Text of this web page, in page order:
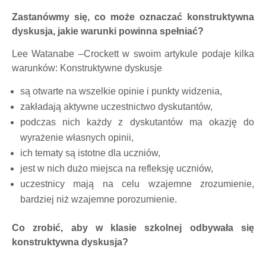
Zastanówmy się, co może oznaczać konstruktywna
dyskusja, jakie warunki powinna spełniać?
Lee Watanabe –Crockett w swoim artykule podaje kilka
warunków: Konstruktywne dyskusje
są otwarte na wszelkie opinie i punkty widzenia,
zakładają aktywne uczestnictwo dyskutantów,
podczas nich każdy z dyskutantów ma okazję do
wyrażenie własnych opinii,
ich tematy są istotne dla uczniów,
jest w nich dużo miejsca na refleksję uczniów,
uczestnicy mają na celu wzajemne zrozumienie,
bardziej niż wzajemne porozumienie.
Co zrobić, aby w klasie szkolnej odbywała się
konstruktywna dyskusja?